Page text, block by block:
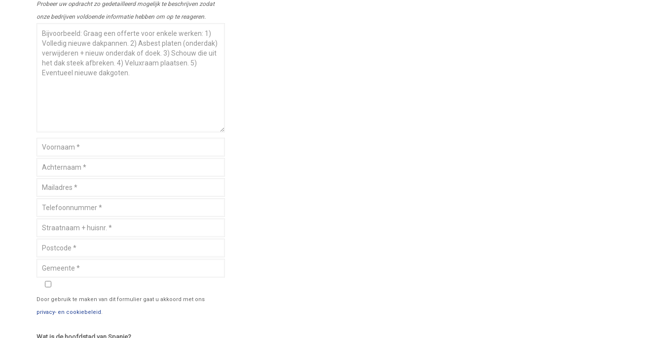
Probeer uw opdracht zo gedetailleerd mogelijk te beschrijven zodat
onze bedrijven voldoende informatie hebben om op te reageren.
Door gebruik te maken van dit formulier gaat u akkoord met ons
privacy- en cookiebeleid.